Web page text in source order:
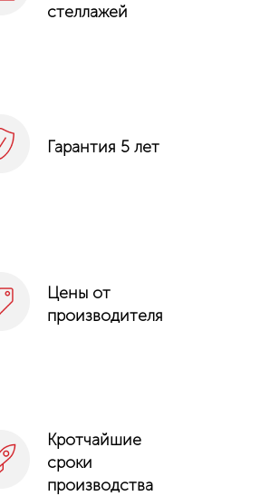
стеллажей
Гарантия 5 лет
Цены от
производителя
Кротчайшие
сроки
производства